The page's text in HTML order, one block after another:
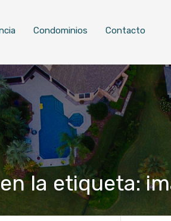
Condominios Contacto
la etiqueta: